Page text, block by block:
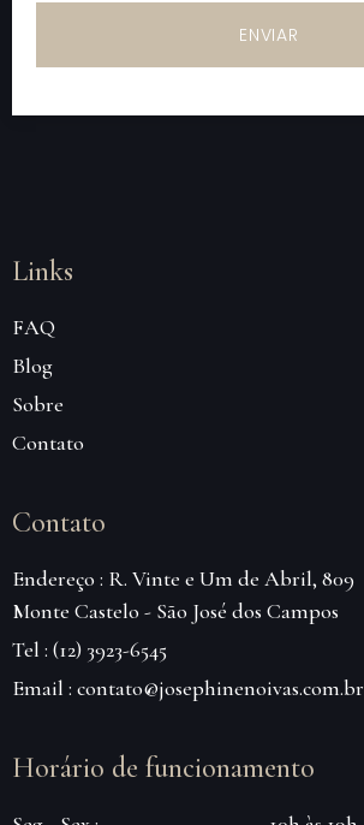
ENVIAR
Links
FAQ
Blog
Sobre
Contato
Contato
Endereço : R. Vinte e Um de Abril, 809
Monte Castelo - São José dos Campos
Tel : (12) 3923-6545
Email : contato@josephinenoivas.com.br
Horário de funcionamento